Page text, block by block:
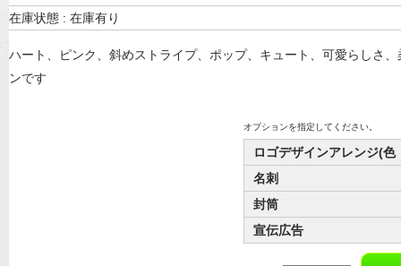
在庫状態 : 在庫有り
ハート、ピンク、斜めストライプ、ポップ、キュート、可愛らしさ
ンです
オプションを指定してください。
ロゴデザインアレンジ(
名刺
封筒
宣伝広告